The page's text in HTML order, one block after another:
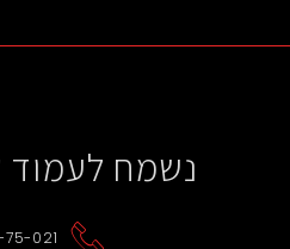
נשמח לעמוד
021